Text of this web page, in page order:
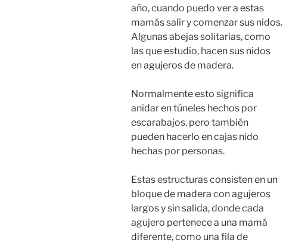
año, cuando puedo ver a estas
mamás salir y comenzar sus nidos.
Algunas abejas solitarias, como
las que estudio, hacen sus nidos
en agujeros de madera.
Normalmente esto significa
anidar en túneles hechos por
escarabajos, pero también
pueden hacerlo en cajas nido
hechas por personas.
Estas estructuras consisten en un
bloque de madera con agujeros
largos y sin salida, donde cada
agujero pertenece a una mamá
diferente, como una fila de